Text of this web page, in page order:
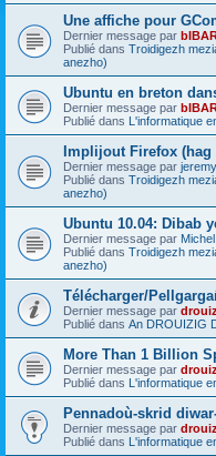
Une affiche pour
Dernier message par
Publié dans Troidigezh
anezho)
Ubuntu en breton
Dernier message par
Publié dans L'informatique
Implijout Firefox (hag
Dernier message par jeremy
Publié dans Troidigezh
anezho)
Ubuntu 10.04: Dibab
Dernier message par Michel
Publié dans Troidigezh
anezho)
Télécharger/
Dernier message par
Publié dans An DROUIZIG
More Than 1 Billion
Dernier message par
Publié dans L'informatique
Pennadoù-skrid
Dernier message par
Publié dans L'informatique